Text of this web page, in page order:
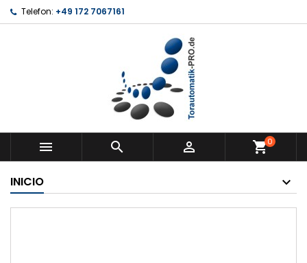
Telefon: +49 172 7067161
   shopping_cart0
INICIO